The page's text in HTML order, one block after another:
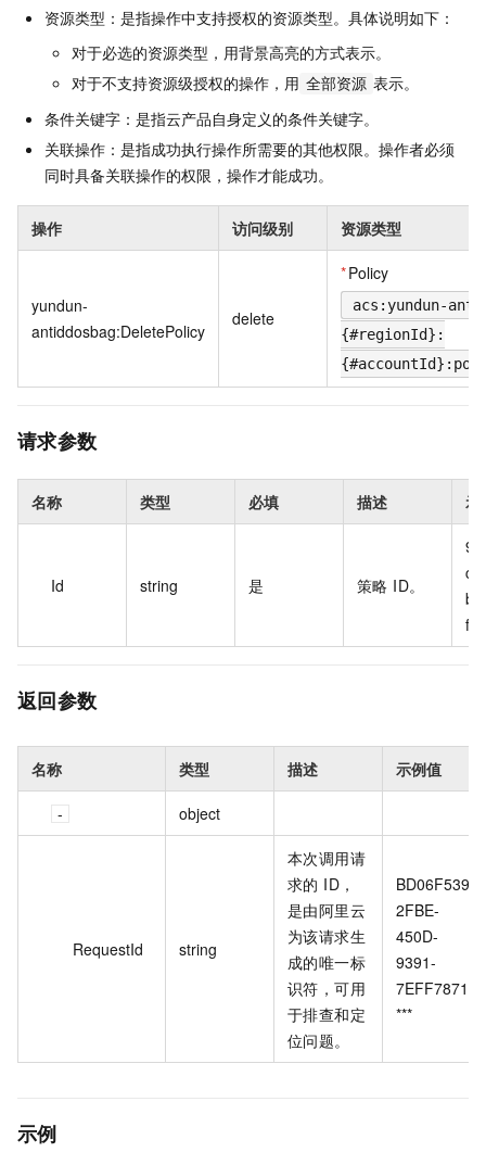
资源类型：是指操作中支持授权的资源类型。具体说明如下：
对于必选的资源类型，用背景高亮的方式表示。
对于不支持资源级授权的操作，用 全部资源 表示。
条件关键字：是指云产品自身定义的条件关键字。
关联操作：是指成功执行操作所需要的其他权限。操作者必须
同时具备关联操作的权限，操作才能成功。
操作 访问级别 资源类型
yundun-
antiddosbag:DeletePolicy
delete
*Policy
acs:yundun-
{#regionId}:
请求参数
名称 类型 必填 描述 示
Id string 是 策略 ID。
返回参数
名称 类型 描述 示例值
object
RequestId string
本次调用请
求的 ID，
是由阿里云
为该请求生
成的唯一标
识符，可用
于排查和定
位问题。
BD06F539-
2FBE-
450D-
9391-
7EFF7871*
***
示例